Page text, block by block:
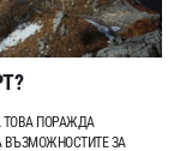
ТОВА ПОРАЖДА
ВЪЗМОЖНОСТИТЕ ЗА